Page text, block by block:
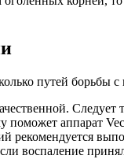
путей борьбы с
поможет аппарат
рекомендуется
воспаление